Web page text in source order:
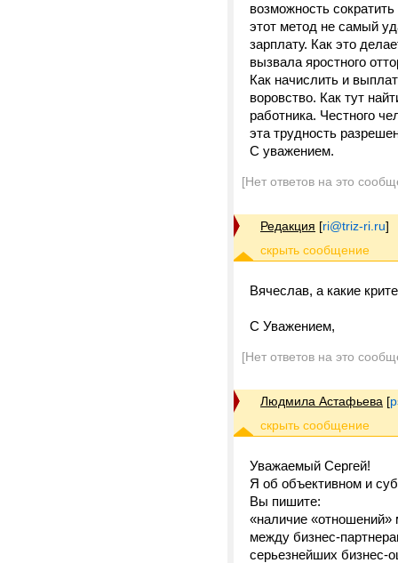
возможность
этот метод не самый
зарплату. Как это
вызвала яростного
Как начислить и
воровство. Как тут
работника. Честного
эта трудность
С уважением.
[Нет ответов на это
Редакция [ri@triz-ri.ru]
Вячеслав, а какие
С Уважением,
[Нет ответов на это
Людмила Астафьева [
Уважаемый Сергей!
Я об объективном и
Вы пишите:
«наличие
между бизнес-
серьезнейших бизнес-